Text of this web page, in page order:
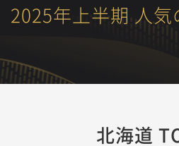
2025年上半期 人
北海道